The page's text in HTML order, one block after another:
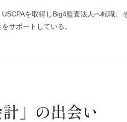
を取得しBig4監査法人へ転職。
サポートしている。
」の出会い